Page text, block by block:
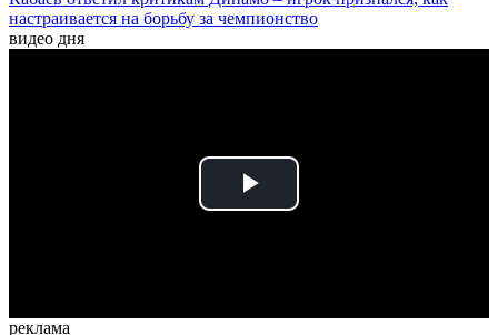
настраивается на борьбу за чемпионство
видео дня
Play
реклама